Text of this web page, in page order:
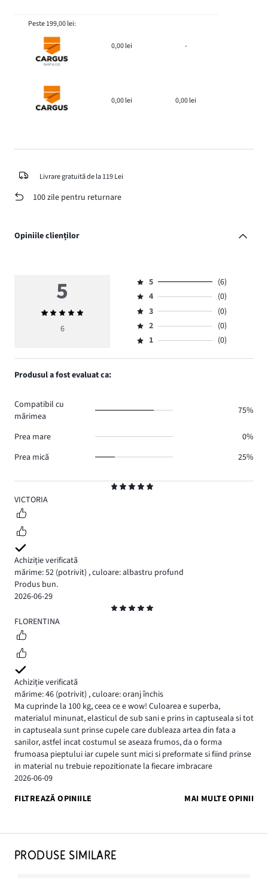
Peste 199,00 lei:
0,00 lei -
0,00 lei 0,00 lei
Livrare gratuită de la 119 Lei
100 zile pentru returnare
Opiniile clienților
5
VICTORIA
Achiziție verificată
mărime: 52 (potrivit) ,culoare: albastru profund
Produs bun.
2026-06-29
5
FLORENTINA
Achiziție verificată
mărime: 46 (potrivit) ,culoare: oranj închis
Ma cuprinde la 100 kg, ceea ce e wow! Culoarea e superba,
materialul minunat, elasticul de sub sani e prins in captuseala si tot
in captuseala sunt prinse cupele care dubleaza artea din fata a
sanilor, astfel incat costumul se aseaza frumos, da o forma
frumoasa pieptului iar cupele sunt mici si preformate si fiind prinse
in material nu trebuie repozitionate la fiecare imbracare
2026-06-09
FILTREAZĂ OPINIILE
MAI MULTE OPINII
5
Evaluarea
medie
6
Evaluare
5,
numărul
de
voturi
6.
5
(6)
Evaluare
4,
numărul
de
0.
4
(0)
Evaluare
3,
numărul
3
(0)
Evaluare
2,
2
(0)
Evaluare
1,
1 (0)
Produsul a fost evaluat ca:
Compatibil cu
mărimea
75%
Prea mare
0%
Prea mică
25%
PRODUSE SIMILARE